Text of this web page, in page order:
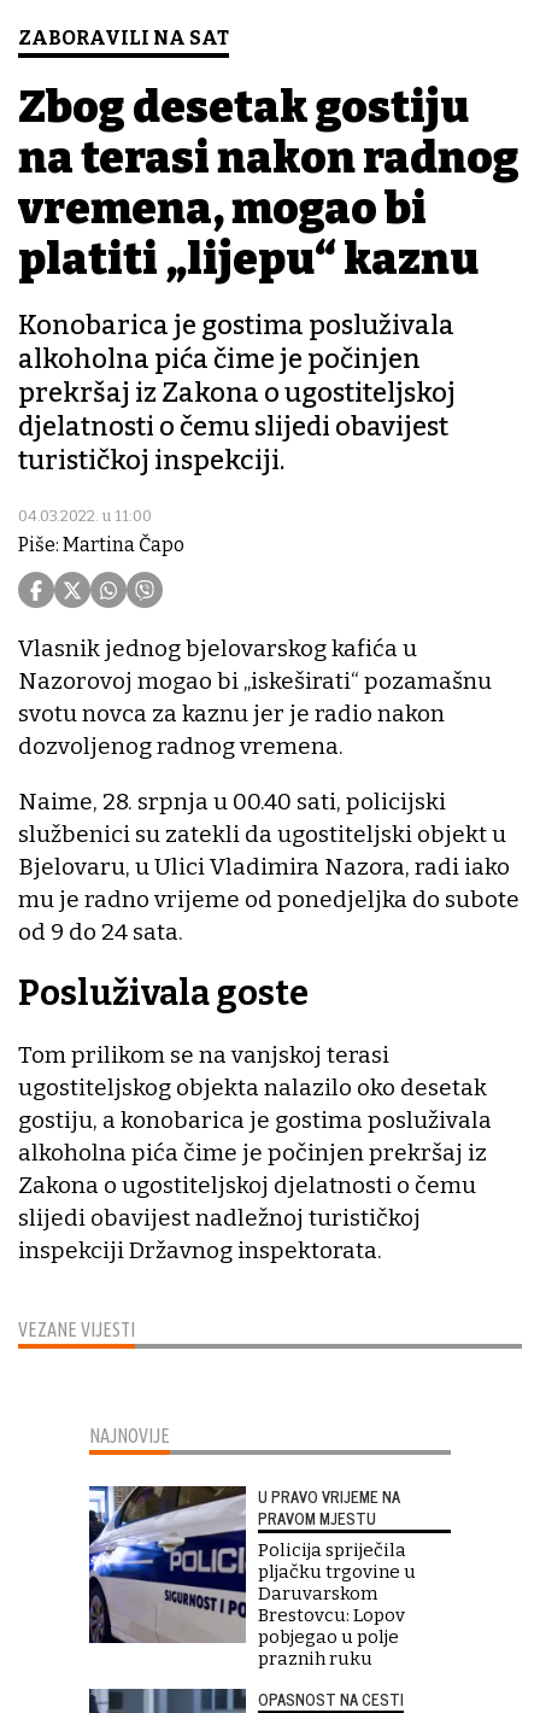
ZABORAVILI NA SAT
Zbog desetak gostiju
na terasi nakon radnog
vremena, mogao bi
platiti „lijepu“ kaznu
Konobarica je gostima posluživala
alkoholna pića čime je počinjen
prekršaj iz Zakona o ugostiteljskoj
djelatnosti o čemu slijedi obavijest
turističkoj inspekciji.
04.03.2022. u 11:00
Piše: Martina Čapo
VEZANE VIJESTI
Vlasnik jednog bjelovarskog kafića u
Nazorovoj mogao bi „iskeširati“ pozamašnu
svotu novca za kaznu jer je radio nakon
dozvoljenog radnog vremena.
Naime, 28. srpnja u 00.40 sati, policijski
službenici su zatekli da ugostiteljski objekt u
Bjelovaru, u Ulici Vladimira Nazora, radi iako
mu je radno vrijeme od ponedjeljka do subote
od 9 do 24 sata.
Posluživala goste
Tom prilikom se na vanjskoj terasi
ugostiteljskog objekta nalazilo oko desetak
gostiju, a konobarica je gostima posluživala
alkoholna pića čime je počinjen prekršaj iz
Zakona o ugostiteljskoj djelatnosti o čemu
slijedi obavijest nadležnoj turističkoj
inspekciji Državnog inspektorata.
NAJNOVIJE
U PRAVO VRIJEME NA
PRAVOM MJESTU
Policija spriječila
pljačku trgovine u
Daruvarskom
Brestovcu: Lopov
pobjegao u polje
praznih ruku
OPASNOST NA CESTI